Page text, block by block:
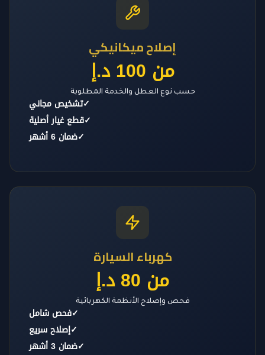
إصلاح ميكانيكي
من 100 د.إ
حسب نوع العطل والخدمة المطلوبة
✓تشخيص مجاني
✓قطع غيار أصلية
✓ضمان 6 أشهر
كهرباء السيارة
من 80 د.إ
فحص وإصلاح الأنظمة الكهربائية
✓فحص شامل
✓إصلاح سريع
✓ضمان 3 أشهر